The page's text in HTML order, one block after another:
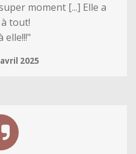
moment [...] Elle a
tout!
elle!!!"
2025